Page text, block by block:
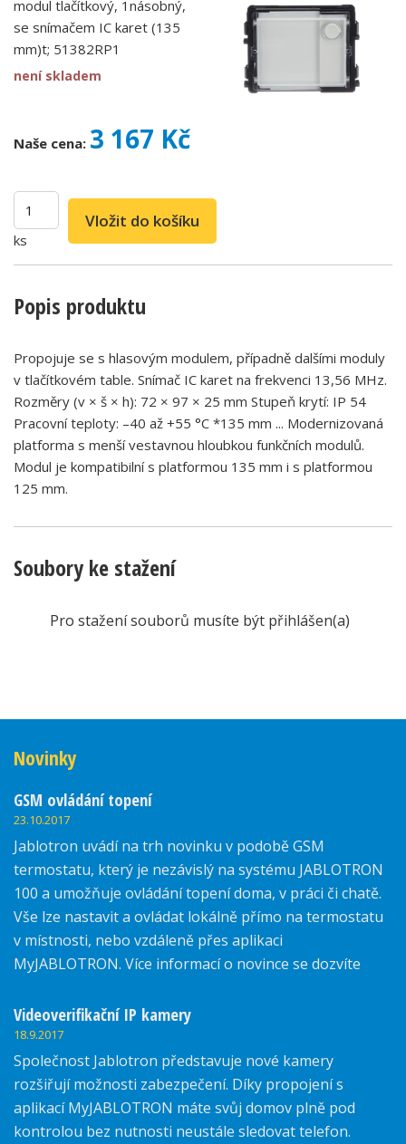
modul tlačítkový, 1násobný,
se snímačem IC karet (135
mm)t; 51382RP1
není skladem
Naše cena: 3 167 Kč
ks
Popis produktu
Propojuje se s hlasovým modulem, případně dalšími moduly
v tlačítkovém table. Snímač IC karet na frekvenci 13,56 MHz.
Rozměry (v × š × h): 72 × 97 × 25 mm Stupeň krytí: IP 54
Pracovní teploty: –40 až +55 °C *135 mm ... Modernizovaná
platforma s menší vestavnou hloubkou funkčních modulů.
Modul je kompatibilní s platformou 135 mm i s platformou
125 mm.
Soubory ke stažení
Pro stažení souborů musíte být přihlášen(a)
Novinky
GSM ovládání topení
23.10.2017
Jablotron uvádí na trh novinku v podobě GSM
termostatu, který je nezávislý na systému JABLOTRON
100 a umožňuje ovládání topení doma, v práci či chatě.
Vše lze nastavit a ovládat lokálně přímo na termostatu
v místnosti, nebo vzdáleně přes aplikaci
MyJABLOTRON. Více informací o novince se dozvíte
Videoverifikační IP kamery
18.9.2017
Společnost Jablotron představuje nové kamery
rozšiřují možnosti zabezpečení. Díky propojení s
aplikací MyJABLOTRON máte svůj domov plně pod
kontrolou bez nutnosti neustále sledovat telefon.